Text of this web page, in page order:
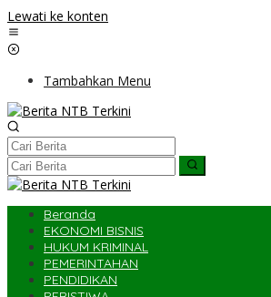
Lewati ke konten
Tambahkan Menu
Beranda
EKONOMI BISNIS
HUKUM KRIMINAL
PEMERINTAHAN
PENDIDIKAN